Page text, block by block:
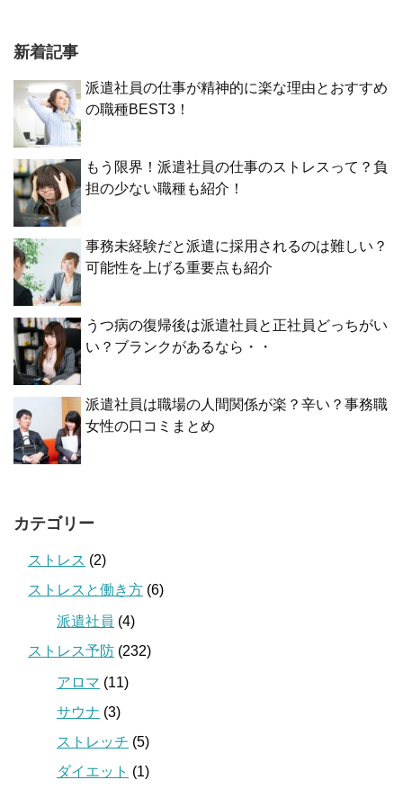
新着記事
派遣社員の仕事が精神的に楽な理由とおすすめ
の職種BEST3！
もう限界！派遣社員の仕事のストレスって？負
担の少ない職種も紹介！
事務未経験だと派遣に採用されるのは難しい？
可能性を上げる重要点も紹介
うつ病の復帰後は派遣社員と正社員どっちがい
い？ブランクがあるなら・・
派遣社員は職場の人間関係が楽？辛い？事務職
女性の口コミまとめ
カテゴリー
ストレス (2)
ストレスと働き方 (6)
派遣社員 (4)
ストレス予防 (232)
アロマ (11)
サウナ (3)
ストレッチ (5)
ダイエット (1)